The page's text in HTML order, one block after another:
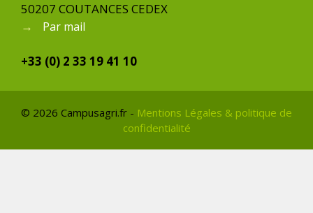
50207 COUTANCES CEDEX
→
Par mail
+33 (0) 2 33 19 41 10
© 2026 Campusagri.fr - Mentions Légales & politique de
confidentialité